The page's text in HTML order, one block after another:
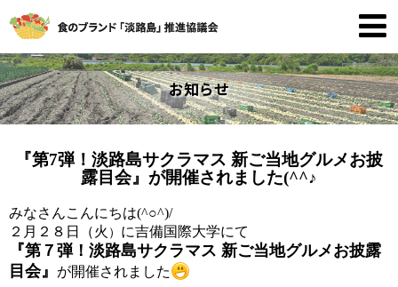
お知らせ
『第7弾！淡路島サクラマス 新ご当地グルメお披
露目会』が開催されました(^^♪
みなさんこんにちは(^○^)/
２月２８日（火 ） に吉備国際大学にて
『第７弾！淡路島サクラマス 新ご当地グルメお披露
目会』
が開催されました